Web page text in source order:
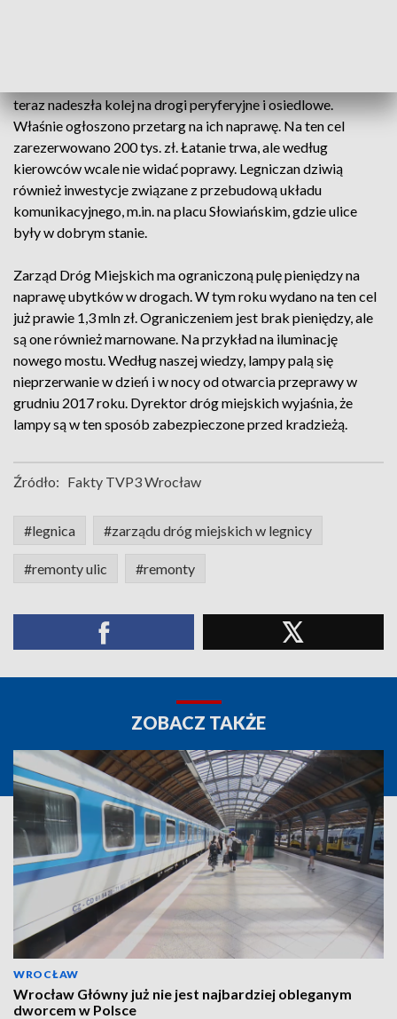
teraz nadeszła kolej na drogi peryferyjne i osiedlowe.
Właśnie ogłoszono przetarg na ich naprawę. Na ten cel
zarezerwowano 200 tys. zł. Łatanie trwa, ale według
kierowców wcale nie widać poprawy. Legniczan dziwią
również inwestycje związane z przebudową układu
komunikacyjnego, m.in. na placu Słowiańskim, gdzie ulice
były w dobrym stanie.
Zarząd Dróg Miejskich ma ograniczoną pulę pieniędzy na
naprawę ubytków w drogach. W tym roku wydano na ten cel
już prawie 1,3 mln zł. Ograniczeniem jest brak pieniędzy, ale
są one również marnowane. Na przykład na iluminację
nowego mostu. Według naszej wiedzy, lampy palą się
nieprzerwanie w dzień i w nocy od otwarcia przeprawy w
grudniu 2017 roku. Dyrektor dróg miejskich wyjaśnia, że
lampy są w ten sposób zabezpieczone przed kradzieżą.
Źródło: Fakty TVP3 Wrocław
#legnica #zarządu dróg miejskich w legnicy
#remonty ulic #remonty
ZOBACZ TAKŻE
WROCŁAW
Wrocław Główny już nie jest najbardziej obleganym
dworcem w Polsce